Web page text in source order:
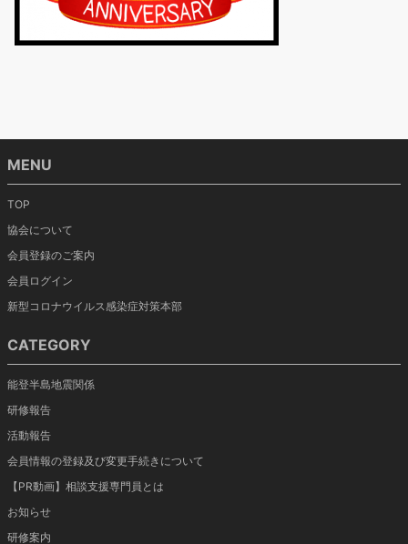
MENU
TOP
協会について
会員登録のご案内
会員ログイン
新型コロナウイルス感染症対策本部
CATEGORY
能登半島地震関係
研修報告
活動報告
会員情報の登録及び変更手続きについて
【PR動画】相談支援専門員とは
お知らせ
研修案内